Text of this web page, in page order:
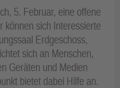
5. Februar, eine offene
können sich Interessierte
Erdgeschoss,
sich an Menschen,
Geräten und Medien
bietet dabei Hilfe an.